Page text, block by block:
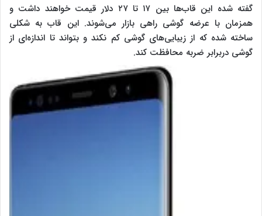
گفته شده این قاب‌ها بین ۱۷ تا ۲۷ دلار قیمت خواهند داشت و
همزمان با عرضه گوشی راهی بازار می‌شوند. این قاب به شکلی
ساخته شده که از زیبایی‌های گوشی کم نکند و بتواند تا اندازه‌ای از
گوشی دربرابر ضربه محافظت کند.